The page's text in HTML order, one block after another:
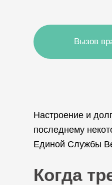
Вызов
Настроение и
последнему
Единой Службы
Когда